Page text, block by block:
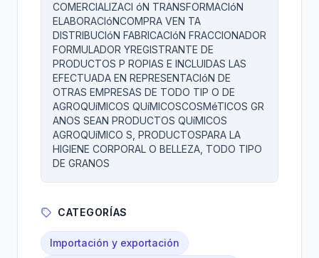
COMERCIALIZACI óN TRANSFORMACIóN
ELABORACIóNCOMPRA VEN TA
DISTRIBUCIóN FABRICACIóN FRACCIONADOR
FORMULADOR YREGISTRANTE DE
PRODUCTOS P ROPIAS E INCLUIDAS LAS
EFECTUADA EN REPRESENTACIóN DE
OTRAS EMPRESAS DE TODO TIP O DE
AGROQUíMICOS QUíMICOSCOSMéTICOS GR
ANOS SEAN PRODUCTOS QUíMICOS
AGROQUíMICO S, PRODUCTOSPARA LA
HIGIENE CORPORAL O BELLEZA, TODO TIPO
DE GRANOS
CATEGORÍAS
Importación y exportación